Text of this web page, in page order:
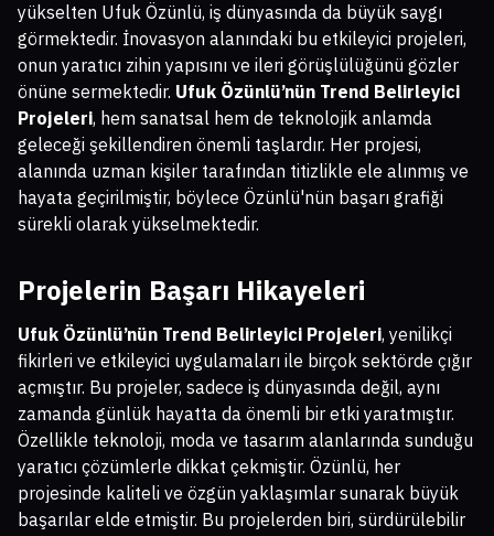
yükselten Ufuk Özünlü, iş dünyasında da büyük saygı
görmektedir. İnovasyon alanındaki bu etkileyici projeleri,
onun yaratıcı zihin yapısını ve ileri görüşlülüğünü gözler
önüne sermektedir. Ufuk Özünlü’nün Trend Belirleyici
Projeleri, hem sanatsal hem de teknolojik anlamda
geleceği şekillendiren önemli taşlardır. Her projesi,
alanında uzman kişiler tarafından titizlikle ele alınmış ve
hayata geçirilmiştir, böylece Özünlü'nün başarı grafiği
sürekli olarak yükselmektedir.
Projelerin Başarı Hikayeleri
Ufuk Özünlü’nün Trend Belirleyici Projeleri, yenilikçi
fikirleri ve etkileyici uygulamaları ile birçok sektörde çığır
açmıştır. Bu projeler, sadece iş dünyasında değil, aynı
zamanda günlük hayatta da önemli bir etki yaratmıştır.
Özellikle teknoloji, moda ve tasarım alanlarında sunduğu
yaratıcı çözümlerle dikkat çekmiştir. Özünlü, her
projesinde kaliteli ve özgün yaklaşımlar sunarak büyük
başarılar elde etmiştir. Bu projelerden biri, sürdürülebilir